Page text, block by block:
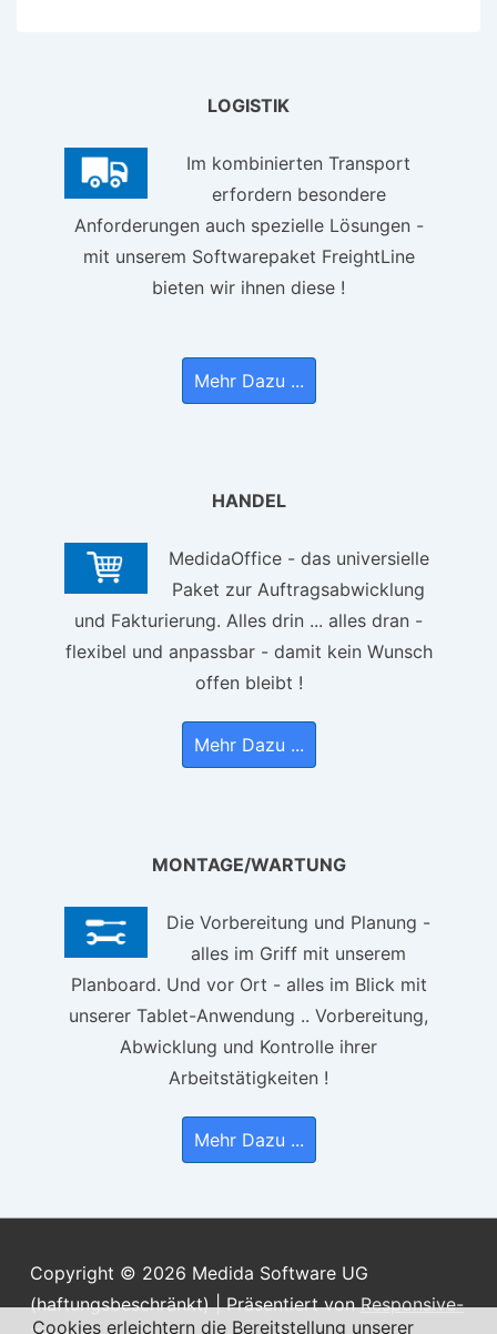
LOGISTIK
Im kombinierten Transport
erfordern besondere
Anforderungen auch spezielle Lösungen -
mit unserem Softwarepaket FreightLine
bieten wir ihnen diese !
Mehr Dazu ...
HANDEL
MedidaOffice - das universielle
Paket zur Auftragsabwicklung
und Fakturierung. Alles drin ... alles dran -
flexibel und anpassbar - damit kein Wunsch
offen bleibt !
Mehr Dazu ...
MONTAGE/WARTUNG
Die Vorbereitung und Planung -
alles im Griff mit unserem
Planboard. Und vor Ort - alles im Blick mit
unserer Tablet-Anwendung .. Vorbereitung,
Abwicklung und Kontrolle ihrer
Arbeitstätigkeiten !
Mehr Dazu ...
Copyright © 2026 Medida Software UG
(haftungsbeschränkt)| Präsentiert vonResponsive-
Cookies erleichtern die Bereitstellung unserer